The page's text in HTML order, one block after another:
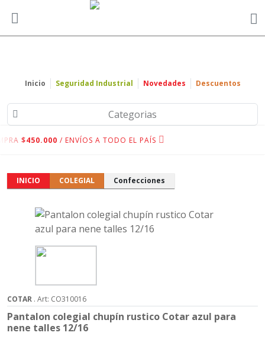
Inicio Seguridad Industrial Novedades Descuentos
Categorias
$450.000 / ENVÍOS A TODO EL PAÍS
INICIO COLEGIAL Confecciones
COTAR . Art: CO310016
Pantalon colegial chupín rustico Cotar azul para
nene talles 12/16